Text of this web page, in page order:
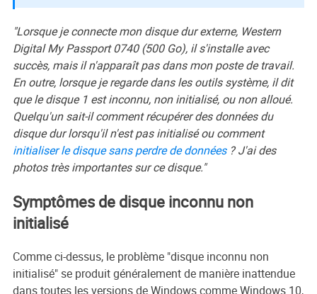
"Lorsque je connecte mon disque dur externe, Western
Digital My Passport 0740 (500 Go), il s'installe avec
succès, mais il n'apparaît pas dans mon poste de travail.
En outre, lorsque je regarde dans les outils système, il dit
que le disque 1 est inconnu, non initialisé, ou non alloué.
Quelqu'un sait-il comment récupérer des données du
disque dur lorsqu'il n'est pas initialisé ou comment
initialiser le disque sans perdre de données? J'ai des
photos très importantes sur ce disque."
Symptômes de disque inconnu non
initialisé
Comme ci-dessus, le problème "disque inconnu non
initialisé" se produit généralement de manière inattendue
dans toutes les versions de Windows comme Windows 10,